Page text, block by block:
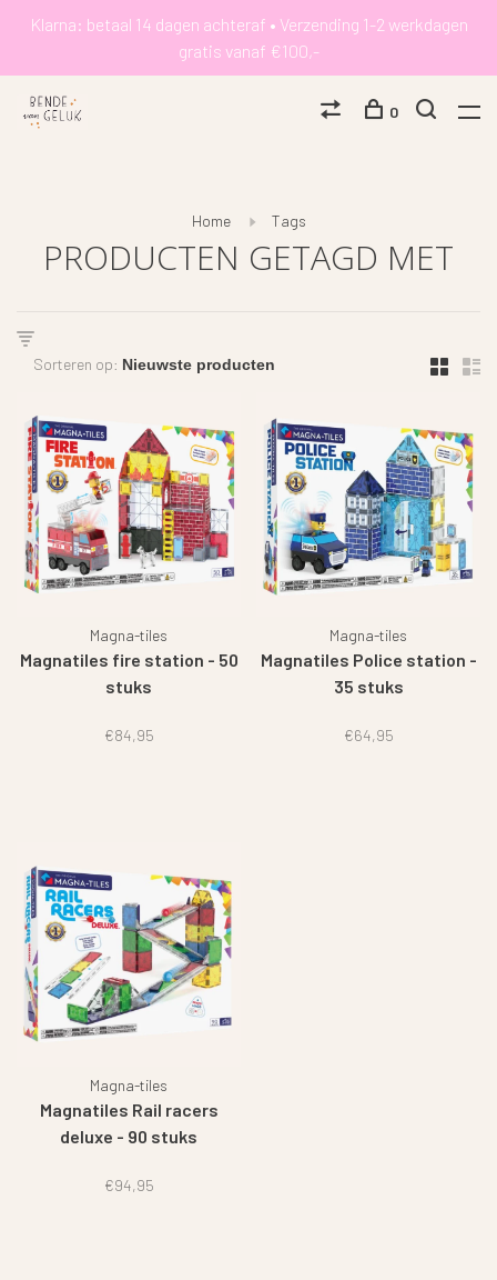
Klarna: betaal 14 dagen achteraf • Verzending 1-2 werkdagen
gratis vanaf €100,-
0
Home Tags
PRODUCTEN GETAGD MET
Sorteren op:
Magna-tiles
Magnatiles fire station - 50
stuks
€84,95
Magna-tiles
Magnatiles Police station -
35 stuks
€64,95
Magna-tiles
Magnatiles Rail racers
deluxe - 90 stuks
€94,95